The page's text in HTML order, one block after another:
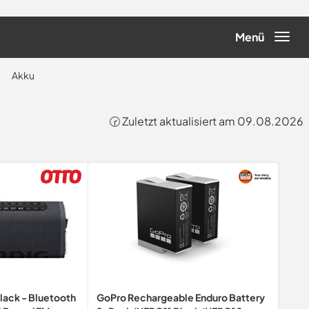
Menü
Akku
🕝 Zuletzt aktualisiert am 09.08.2026
- Bluetooth
GoPro Rechargeable Enduro Battery